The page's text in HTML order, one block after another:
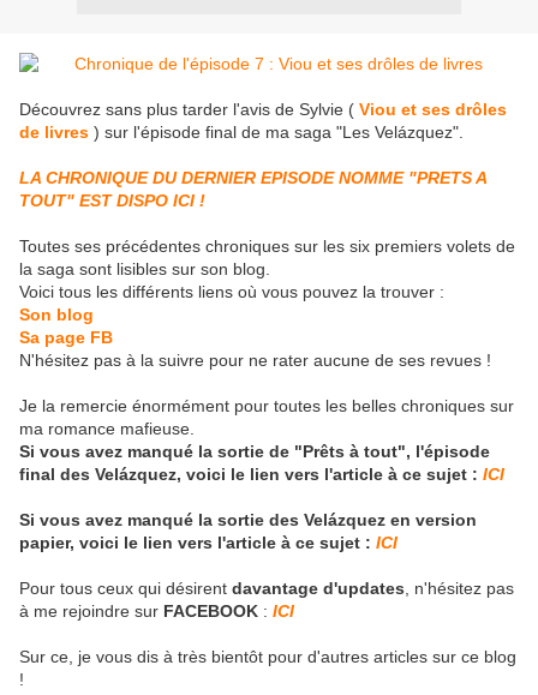
Découvrez sans plus tarder l'avis de Sylvie ( Viou et ses drôles
de livres ) sur l'épisode final de ma saga "Les Velázquez".
LA CHRONIQUE DU DERNIER EPISODE NOMME "PRETS A
TOUT" EST DISPO ICI !
Toutes ses précédentes chroniques sur les six premiers volets de
la saga sont lisibles sur son blog.
Voici tous les différents liens où vous pouvez la trouver :
Son blog
Sa page FB
N'hésitez pas à la suivre pour ne rater aucune de ses revues !
Je la remercie énormément pour toutes les belles chroniques sur
ma romance mafieuse.
Si vous avez manqué la sortie de "Prêts à tout", l'épisode
final des Velázquez, voici le lien vers l'article à ce sujet : ICI
Si vous avez manqué la sortie des Velázquez en version
papier, voici le lien vers l'article à ce sujet : ICI
Pour tous ceux qui désirent davantage d'updates , n'hésitez pas
à me rejoindre sur FACEBOOK : ICI
Sur ce, je vous dis à très bientôt pour d'autres articles sur ce blog
!